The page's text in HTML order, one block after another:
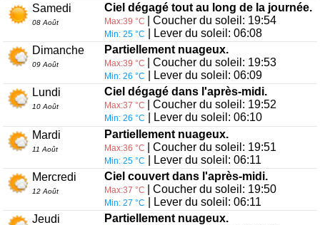
Samedi
08 Août
Ciel dégagé tout au long de la journée.
Max:39 °C | Coucher du soleil: 19:54
Min: 25 °C
| Lever du soleil: 06:08
Dimanche
09 Août
Partiellement nuageux.
Max:39 °C | Coucher du soleil: 19:53
Min: 26 °C
| Lever du soleil: 06:09
Lundi
10 Août
Ciel dégagé dans l'après-midi.
Max:37 °C | Coucher du soleil: 19:52
Min: 26 °C
| Lever du soleil: 06:10
Mardi
11 Août
Partiellement nuageux.
Max:36 °C | Coucher du soleil: 19:51
Min: 25 °C
| Lever du soleil: 06:11
Mercredi
12 Août
Ciel couvert dans l'après-midi.
Max:37 °C | Coucher du soleil: 19:50
Min: 27 °C
| Lever du soleil: 06:11
Jeudi
Partiellement nuageux.